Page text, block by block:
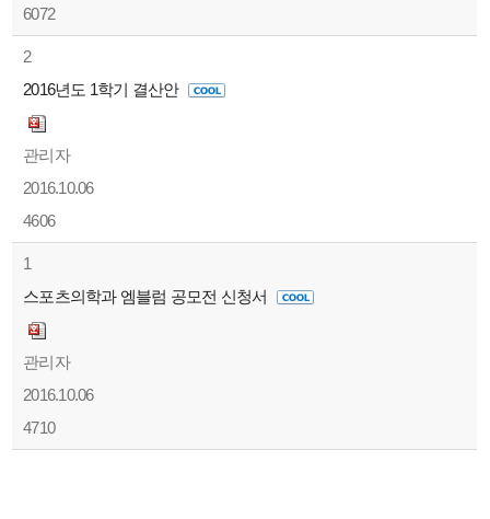
6072
2
2016년도 1학기 결산안
관리자
2016.10.06
4606
1
스포츠의학과 엠블럼 공모전 신청서
관리자
2016.10.06
4710